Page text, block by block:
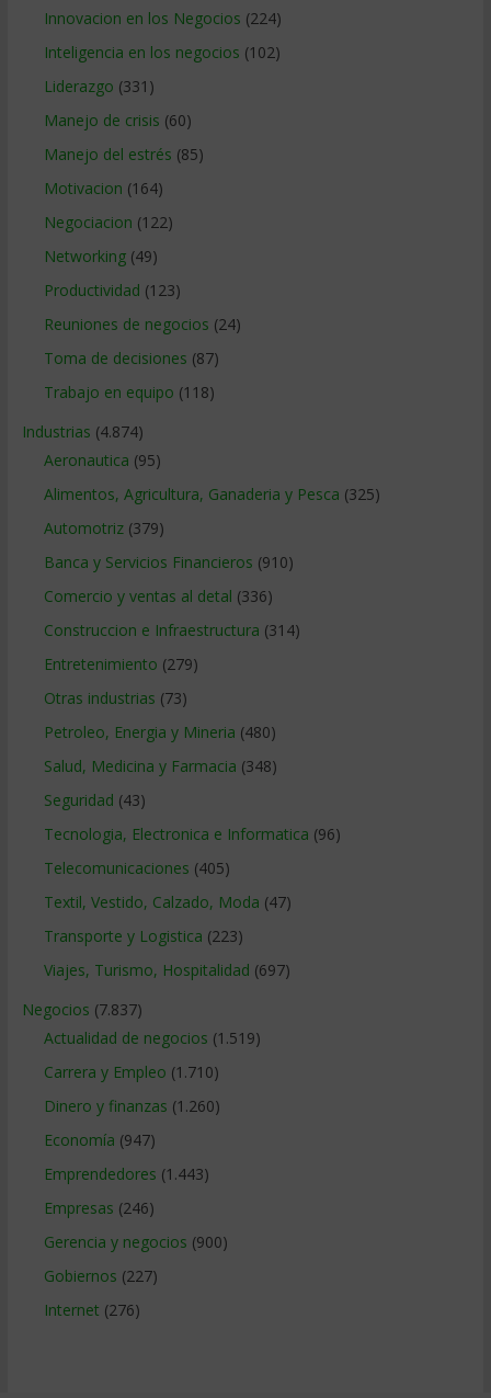
Innovacion en los Negocios (224)
Inteligencia en los negocios (102)
Liderazgo (331)
Manejo de crisis (60)
Manejo del estrés (85)
Motivacion (164)
Negociacion (122)
Networking(49)
Productividad (123)
Reuniones de negocios (24)
Toma de decisiones (87)
Trabajo en equipo (118)
Industrias (4.874)
Aeronautica (95)
Alimentos, Agricultura, Ganaderia y Pesca (325)
Automotriz(379)
Banca y Servicios Financieros (910)
Comercio y ventas al detal (336)
Construccion e Infraestructura (314)
Entretenimiento (279)
Otras industrias (73)
Petroleo, Energia y Mineria (480)
Salud, Medicina y Farmacia (348)
Seguridad (43)
Tecnologia, Electronica e Informatica (96)
Telecomunicaciones (405)
Textil, Vestido, Calzado, Moda (47)
Transporte y Logistica (223)
Viajes, Turismo, Hospitalidad (697)
Negocios (7.837)
Actualidad de negocios (1.519)
Carrera y Empleo (1.710)
Dinero y finanzas (1.260)
Economía (947)
Emprendedores (1.443)
Empresas (246)
Gerencia y negocios (900)
Gobiernos (227)
Internet (276)